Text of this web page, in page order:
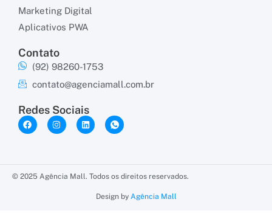
Marketing Digital
Aplicativos PWA
Contato
(92) 98260-1753
contato@agenciamall.com.br
Redes Sociais
© 2025 Agência Mall. Todos os direitos reservados.
Design by Agência Mall